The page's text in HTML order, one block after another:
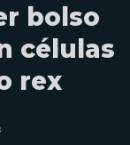
bolso
células
rex